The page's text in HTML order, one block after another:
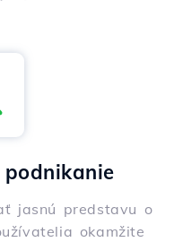
jasnú predstavu o
okamžite